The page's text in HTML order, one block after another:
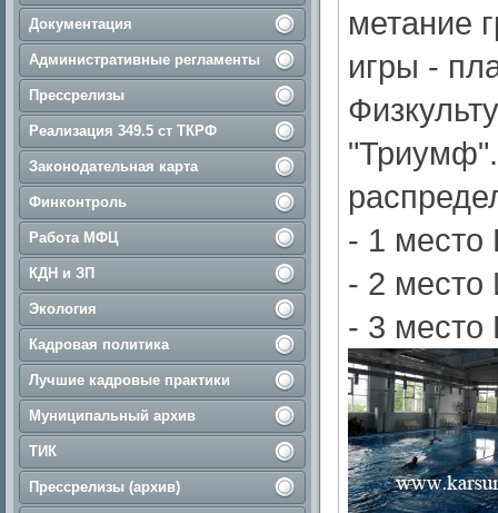
Документация
Административные регламенты
Прессрелизы
Реализация 349.5 ст ТКРФ
Законодательная карта
Финконтроль
Работа МФЦ
КДН и ЗП
Экология
Кадровая политика
Лучшие кадровые практики
Муниципальный архив
ТИК
Прессрелизы (архив)
метание
игры -
"Триумф".
- 1 место
- 2 место
- 3 место